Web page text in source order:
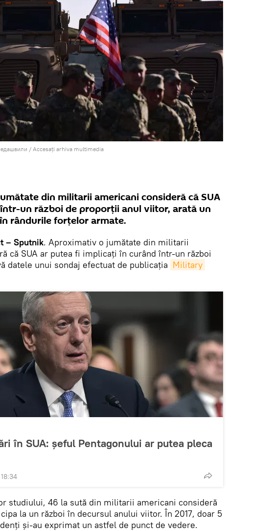
/ Accesați arhiva multimedia
din militarii americani consideră că SUA
un război de proporții anul viitor, arată un
rândurile forțelor armate.
– Sputnik. Aproximativ o jumătate din militarii
că SUA ar putea fi implicați în curând într-un război
datele unui sondaj efectuat de publicația Military
în SUA: șeful Pentagonului ar putea pleca
studiului, 46 la sută din militarii americani consideră
la un război în decursul anului viitor. În 2017, doar 5
și-au exprimat un astfel de punct de vedere.